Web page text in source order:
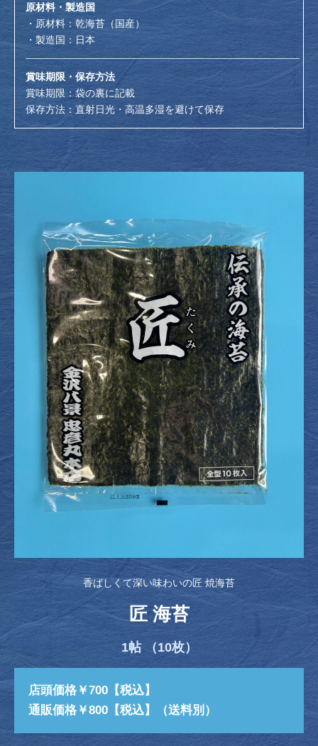
原材料・製造国
・原材料：乾海苔（国産）
・製造国：日本
賞味期限・保存方法
賞味期限：袋の裏に記載
保存方法：直射日光・高温多湿を避けて保存
香ばしくて深い味わいの匠 焼海苔
匠 海苔
1帖 （10枚）
店頭価格￥700【税込】
通販価格￥800【税込】（送料別）